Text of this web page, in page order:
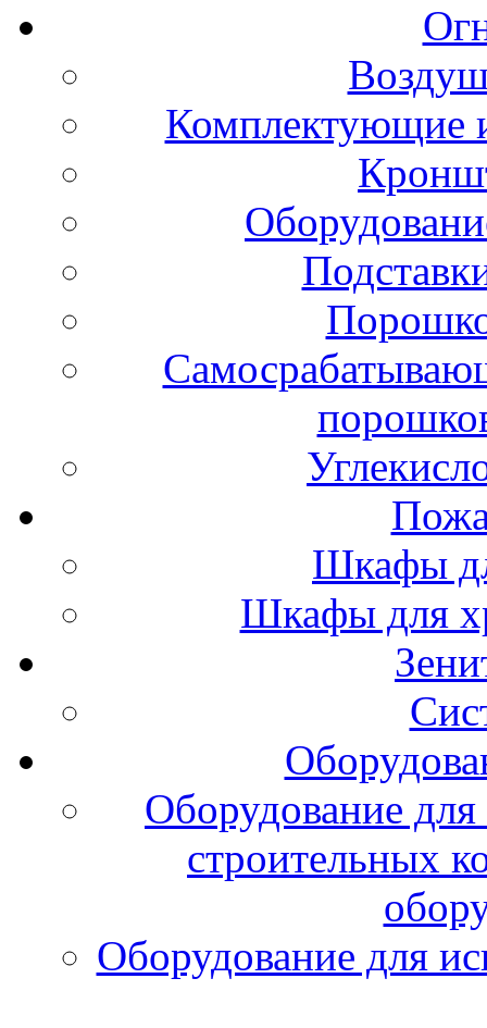
Комплектующие
Шкафы
Шкафы для
Оборудование
строительных
Оборудование для